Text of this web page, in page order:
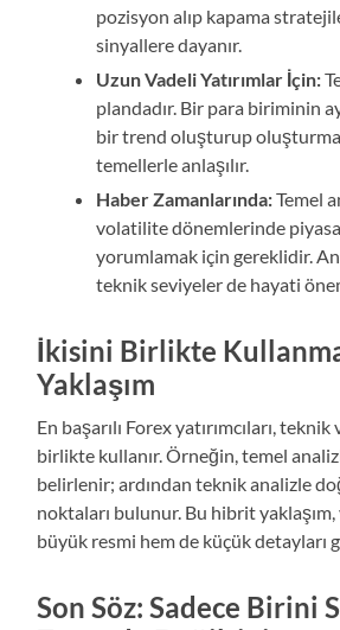
pozisyon alıp kapama
sinyallere dayanır.
Uzun Vadeli Yatırımlar İçin:
plandadır. Bir para biriminin
bir trend oluşturup
temellerle anlaşılır.
Haber Zamanlarında:Temel
volatilite dönemlerinde
yorumlamak için gereklidir.
teknik seviyeler de hayati
İkisini Birlikte
Yaklaşım
En başarılı Forex yatırımcıları,
birlikte kullanır. Örneğin, temel
belirlenir; ardından teknik analizle
noktaları bulunur. Bu hibrit yaklaşım,
büyük resmi hem de küçük detayları
Son Söz: Sadece Birini